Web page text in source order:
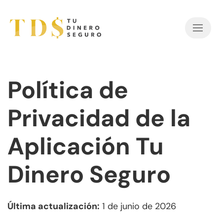
Política de
Privacidad de la
Aplicación Tu
Dinero Seguro
Última actualización: 1 de junio de 2026